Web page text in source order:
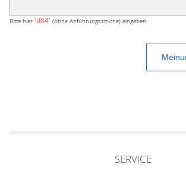
Bitte hier 'd84' (ohne Anführungsstriche) eingeben.
SERVICE